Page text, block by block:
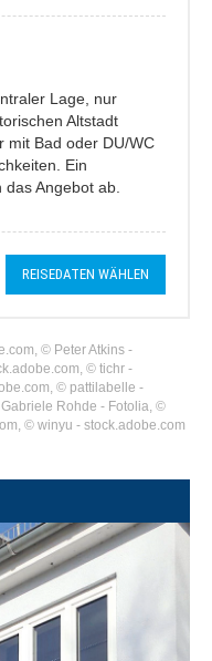
Lage, nur
Altstadt
mit Bad oder DU/WC
Ein
Angebot ab.
REISEDATEN WÄHLEN
© Peter Atkins -
© tichr -
© pattilabelle -
Rohde - Fotolia, ©
© winyu - stock.adobe.com